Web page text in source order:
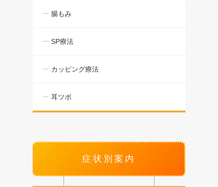
腸もみ
SP療法
カッピング療法
耳ツボ
症状別案内